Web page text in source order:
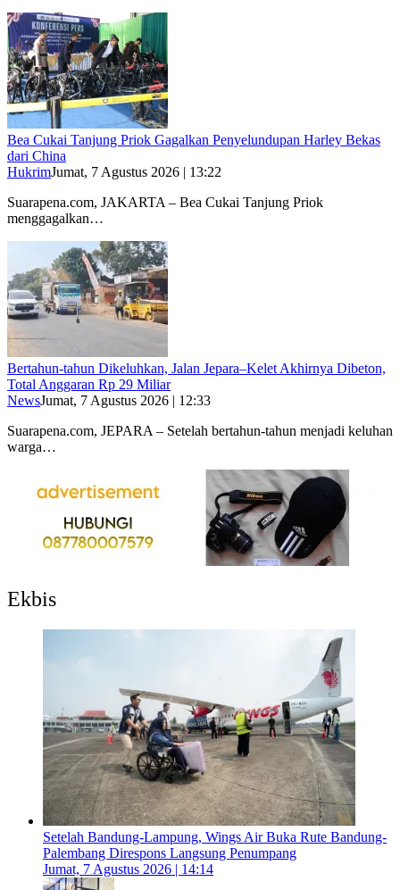
Bea Cukai Tanjung Priok Gagalkan Penyelundupan Harley Bekas
dari China
HukrimJumat, 7 Agustus 2026 | 13:22
Suarapena.com, JAKARTA – Bea Cukai Tanjung Priok
menggagalkan…
Bertahun-tahun Dikeluhkan, Jalan Jepara–Kelet Akhirnya Dibeton,
Total Anggaran Rp 29 Miliar
NewsJumat, 7 Agustus 2026 | 12:33
Suarapena.com, JEPARA – Setelah bertahun-tahun menjadi keluhan
warga…
Ekbis
Setelah Bandung-Lampung, Wings Air Buka Rute Bandung-
Palembang Direspons Langsung Penumpang
Jumat, 7 Agustus 2026 | 14:14